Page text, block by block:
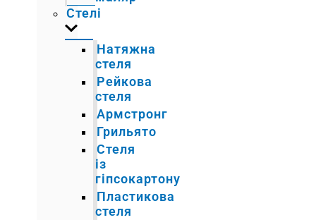
Стелі
Натяжна
стеля
Рейкова
стеля
Армстронг
Грильято
Стеля
із
гіпсокартону
Пластикова
стеля